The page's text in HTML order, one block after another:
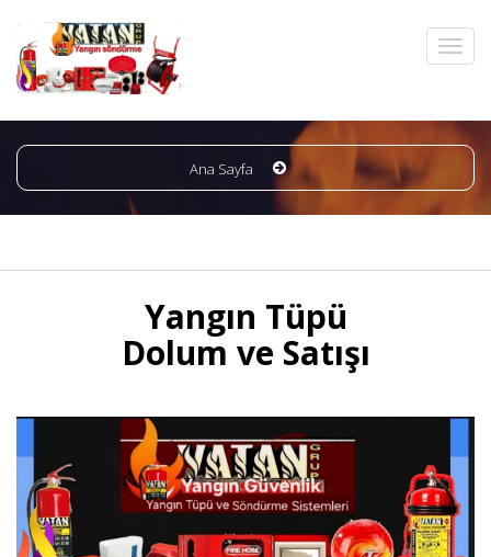
Ana Sayfa
Yangın Tüpü
Dolum ve Satışı